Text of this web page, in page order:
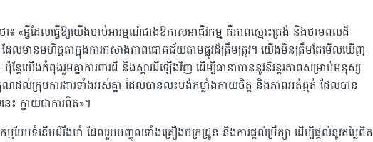
«អ្វីដែលធ្វើឱ្យយើងចាប់អារម្មណ៍ជាងឱកាសអាជីវកម្ម គឺភាពស្មោះត្រង់ និងថាមពលដ៏
ដែលមានមហិច្ឆតាក្នុងការកសាងភាពជោគជ័យតាមផ្លូវដ៏ត្រឹមត្រូវ។ យើងមិនត្រឹមតែមើលឃើញ
ន្តែយើងកំពុងរួមគ្នាការពារដី និងស្តារដីឡើងវិញ ដើម្បីធានាបាននូវនិរន្តរភាពសម្រាប់មនុស្ស
ល់ក្រុមការងារទាំងអស់គ្នា ដែលបានលះបង់កម្លាំងកាយចិត្ត និងភាពអត់ធ្មត់ ដែលបាន
នេះ ក្លាយជាការពិត»។
ម្មបែបទំនើបដ៏រឹងមាំ ដែលរួមបញ្ចូលទាំងគ្រឿងចក្រដ្រូន និងការផ្តល់ប្រឹក្សា ដើម្បីផ្តល់នូវតម្លៃពិត